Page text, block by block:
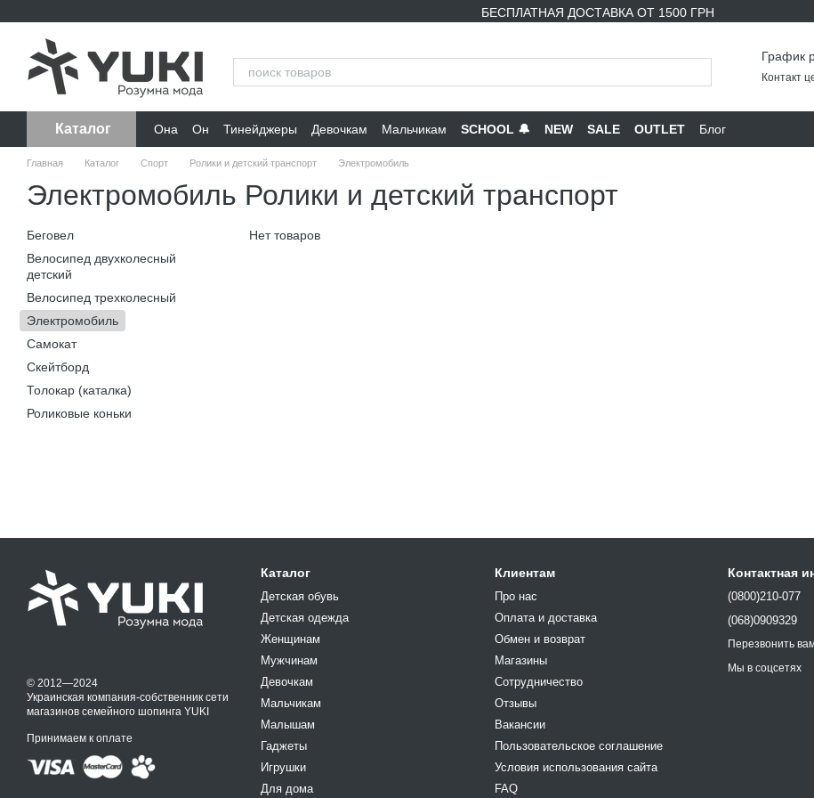
БЕСПЛАТНАЯ ДОСТАВКА ОТ 1500 ГРН
График
Контакт
Каталог Она Он Тинейджеры Девочкам Мальчикам SCHOOL 🔔 NEW SALE OUTLET Блог
Главная Каталог Спорт Ролики и детский транспорт Электромобиль
Электромобиль Ролики и детский транспорт
Нет товаров
Беговел
Велосипед двухколесный
детский
Велосипед трехколесный
Электромобиль
Самокат
Скейтборд
Толокар (каталка)
Роликовые коньки
© 2012—2024
Украинская компания-собственник сети
магазинов семейного шопинга YUKI
Принимаем к оплате
Каталог
Детская обувь
Детская одежда
Женщинам
Мужчинам
Девочкам
Мальчикам
Малышам
Гаджеты
Игрушки
Для дома
Клиентам
Про нас
Оплата и доставка
Обмен и возврат
Магазины
Сотрудничество
Отзывы
Вакансии
Пользовательское соглашение
Условия использования сайта
FAQ
Контактная
(0800)210-077
(068)0909329
Перезвонить
Мы в соцсетях